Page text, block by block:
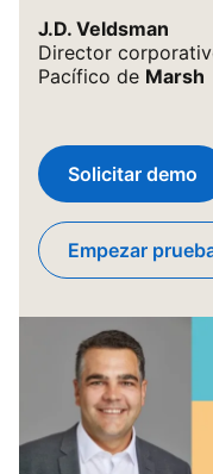
J.D. Veldsman
Director
Pacífico de Marsh
Solicitar demo
Empezar